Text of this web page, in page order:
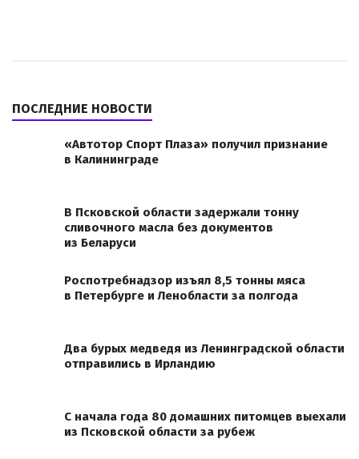
ПОСЛЕДНИЕ НОВОСТИ
«Автотор Спорт Плаза» получил признание
в Калининграде
В Псковской области задержали тонну
сливочного масла без документов
из Беларуси
Роспотребнадзор изъял 8,5 тонны мяса
в Петербурге и Ленобласти за полгода
Два бурых медведя из Ленинградской области
отправились в Ирландию
С начала года 80 домашних питомцев выехали
из Псковской области за рубеж